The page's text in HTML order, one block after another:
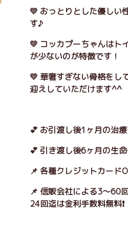
💛 おっとりとした優しい
す♪
💛 コッカプーちゃんはト
が少ないのが特徴です！
💛 華奢すぎない骨格をし
迎えしていただけます^^
💕 お引渡し後1ヶ月の治
💕 引き渡し後6ヶ月の生
📌 各種クレジットカード
📌 信販会社による3～60
24回迄は金利手数料無料❗